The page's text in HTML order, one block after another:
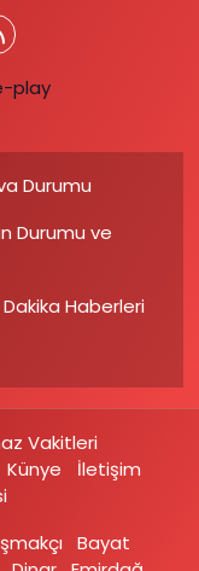
Durumu
Durumu ve
Haberleri
Vakitleri
Künye
İletişim
Bayat